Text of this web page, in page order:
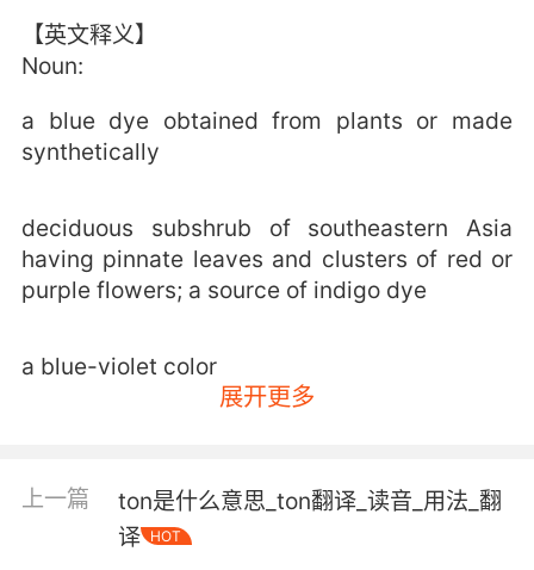
【英文释义】
Noun:
a blue dye obtained from plants or made
synthetically
deciduous subshrub of southeastern Asia
having pinnate leaves and clusters of red or
purple flowers; a source of indigo dye
a blue-violet color
"indigo flowers"
展开更多
上一篇
ton是什么意思_ton翻译_读音_用法_翻
译
HOT